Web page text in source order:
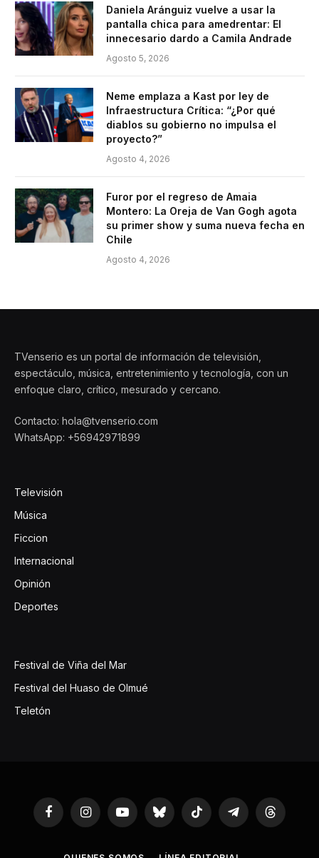
Daniela Aránguiz vuelve a usar la
pantalla chica para amedrentar: El
innecesario dardo a Camila Andrade
Agosto 5, 2026
Neme emplaza a Kast por ley de
Infraestructura Crítica: “¿Por qué
diablos su gobierno no impulsa el
proyecto?”
Agosto 4, 2026
Furor por el regreso de Amaia
Montero: La Oreja de Van Gogh agota
su primer show y suma nueva fecha en
Chile
Agosto 4, 2026
TVenserio es un portal de información de televisión,
espectáculo, música, entretenimiento y tecnología, con un
enfoque claro, crítico, mesurado y cercano.
Contacto: hola@tvenserio.com
WhatsApp: +56942971899
Televisión
Música
Ficcion
Internacional
Opinión
Deportes
Festival de Viña del Mar
Festival del Huaso de Olmué
Teletón
FacebookInstagramYouTubeBluesky TikTok TelegramThreads